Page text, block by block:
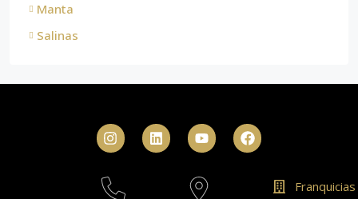
Manta
Salinas
Franquicias